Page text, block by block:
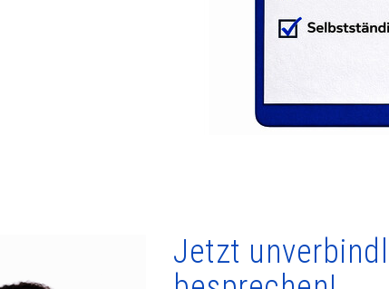
Jetzt